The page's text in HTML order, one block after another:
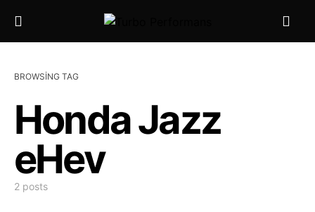
BROWSING TAG
Honda Jazz
eHev
2 posts